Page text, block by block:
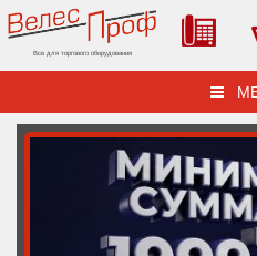
Все для торгового оборудования